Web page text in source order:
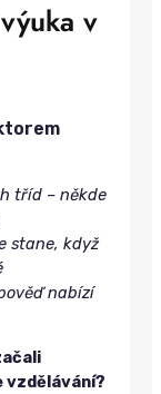
v
tříd – někde
stane, když
nabízí
vzdělávání?